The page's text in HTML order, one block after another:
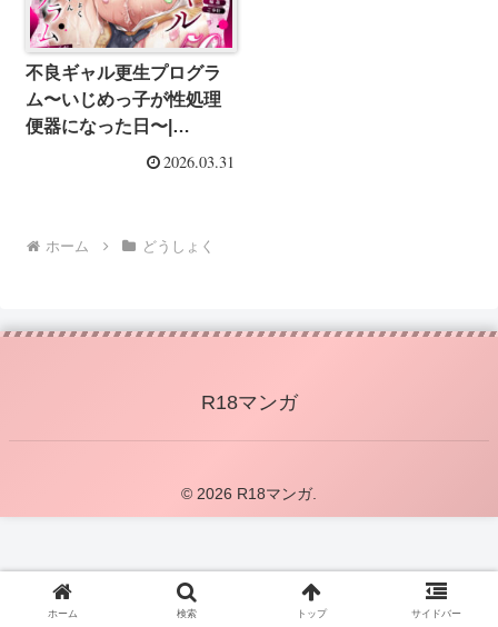
不良ギャル更生プログラ
ム〜いじめっ子が性処理
便器になった日〜|
【d_726122】どうしょく
2026.03.31
ホーム どうしょく
R18マンガ
© 2026 R18マンガ.
ホーム 検索 トップ サイドバー